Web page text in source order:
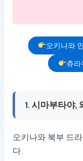
오키나와
츄
1. 시마부타야,
오키나와 북부 드
다.